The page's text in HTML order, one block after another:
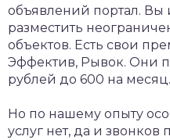
объявлений портал. Вы
разместить
объектов. Есть свои
Эффектив, Рывок. Они
рублей до 600 на месяц.
Но по нашему опыту
услуг нет, да и звонков